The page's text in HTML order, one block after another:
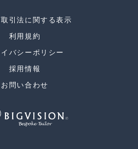
引法に関する表示
利用規約
バシーポリシー
採用情報
お問い合わせ